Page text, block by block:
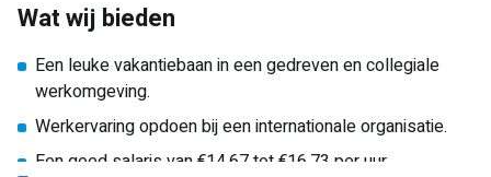
Je bent beschikbaar maandag t/m vrijdag (3-5 dagen)
Wat wij bieden
Een leuke vakantiebaan in een gedreven en collegiale
werkomgeving.
Werkervaring opdoen bij een internationale organisatie.
Een goed salaris van €14.67 tot €16.73 per uur